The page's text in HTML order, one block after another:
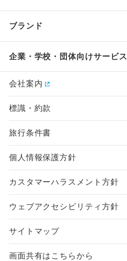
ブランド
企業・学校・団体向けサービス
会社案内
標識・約款
旅行条件書
個人情報保護方針
カスタマーハラスメント方針
ウェブアクセシビリティ方針
サイトマップ
画面共有はこちらから